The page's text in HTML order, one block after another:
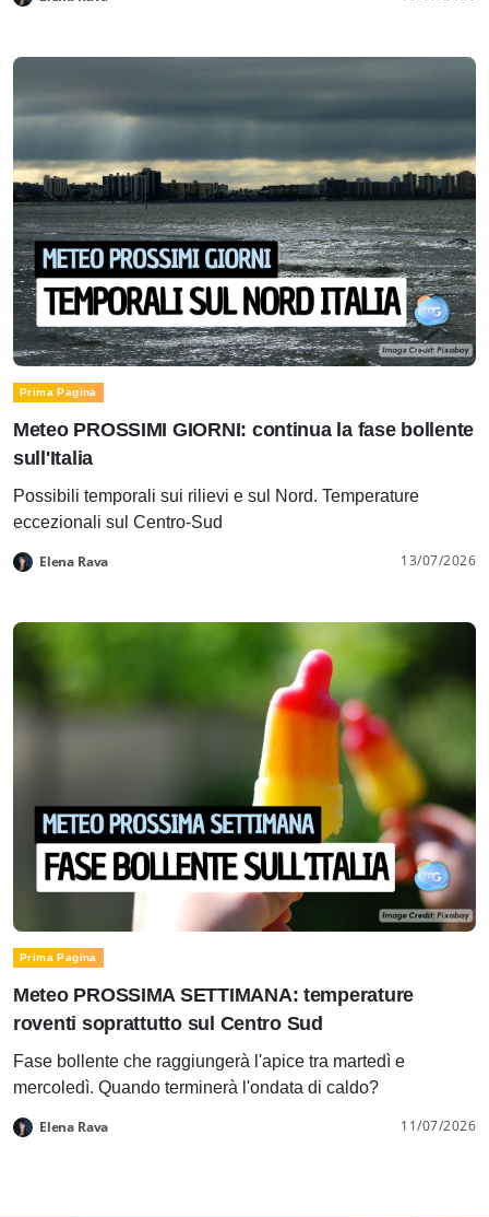
Prima Pagina
Meteo PROSSIMI GIORNI: continua la fase bollente
sull'Italia
Possibili temporali sui rilievi e sul Nord. Temperature
eccezionali sul Centro-Sud
Elena Rava 13/07/2026
Prima Pagina
Meteo PROSSIMA SETTIMANA: temperature
roventi soprattutto sul Centro Sud
Fase bollente che raggiungerà l'apice tra martedì e
mercoledì. Quando terminerà l'ondata di caldo?
Elena Rava 11/07/2026